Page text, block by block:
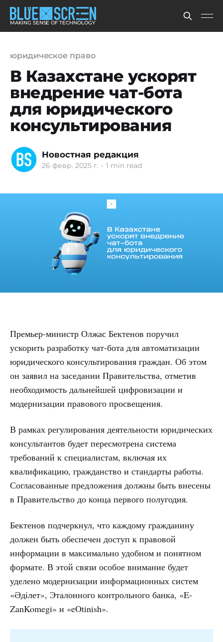
MAKING SENSE OF TECHNOLOGY
юридическое право
В Казахстане ускорят
внедрение чат-бота
для юридического
консультирования
Новостная редакция
26 февр. 2025 г. • 1 min read
Премьер-министр Олжас Бектенов поручил
ускорить разработку чат-бота для автоматизации
юридического консультирования граждан. Об этом
он заявил на заседании Правительства, отметив
необходимость дальнейшей цифровизации и
модернизации правового просвещения.
В рамках регулирования деятельности юридических
консультантов будет пересмотрена система
требований к специалистам, включая их
квалификацию, гражданство и стандарты работы.
Согласованные предложения должны быть внесены
в Правительство до конца первого полугодия.
Бектенов подчеркнул, что каждому гражданину
должен быть обеспечен доступ к правовой
информации в максимально удобном и понятном
формате. В этой связи особое внимание будет
уделено модернизации информационных систем
«Әділет», Эталонного контрольного банка, «E-
ZanKomegi» и «eOtinish».